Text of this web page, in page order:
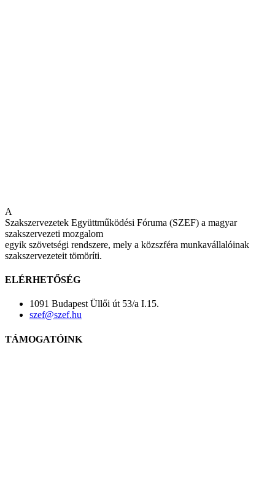
A
Szakszervezetek Együttműködési Fóruma (SZEF) a magyar
szakszervezeti mozgalom
egyik szövetségi rendszere, mely a közszféra munkavállalóinak
szakszervezeteit tömöríti.
ELÉRHETŐSÉG
1091 Budapest Üllői út 53/a I.15.
szef@szef.hu
TÁMOGATÓINK